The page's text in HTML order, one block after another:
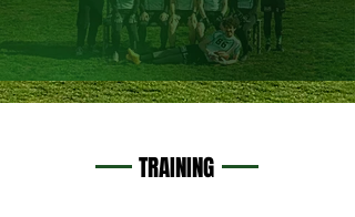
TRAINING